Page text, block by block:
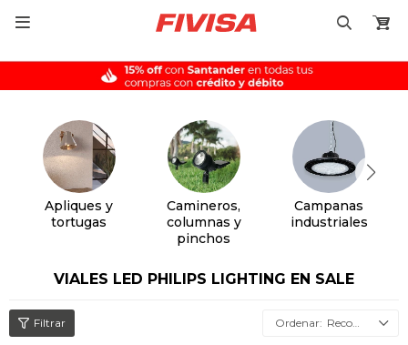

Apliques y
tortugas
Camineros,
columnas y
pinchos
Campanas
industriales
VIALES LED PHILIPS LIGHTING EN SALE
Recomendados